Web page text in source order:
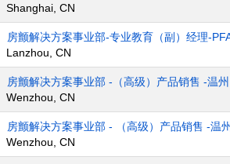
Shanghai, CN
房颤解决方案事业部-专业教育（副）经理-
Lanzhou, CN
房颤解决方案事业部 -（高级）产品销售 -温州
Wenzhou, CN
房颤解决方案事业部 - （高级）产品销售 -温州
Wenzhou, CN